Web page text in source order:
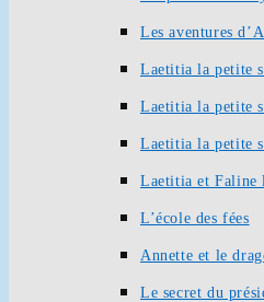
Les aventures
Laetitia la petite
Laetitia la petite
Laetitia la petite
Laetitia et Faline
L’école des fées
Annette et le
Le secret du